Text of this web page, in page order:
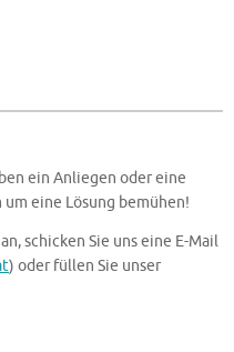
ein Anliegen oder eine
um eine Lösung bemühen!
schicken Sie uns eine E-Mail
) oder füllen Sie unser